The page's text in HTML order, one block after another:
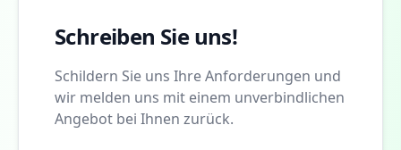
Schreiben Sie uns!
Schildern Sie uns Ihre Anforderungen und
wir melden uns mit einem unverbindlichen
Angebot bei Ihnen zurück.